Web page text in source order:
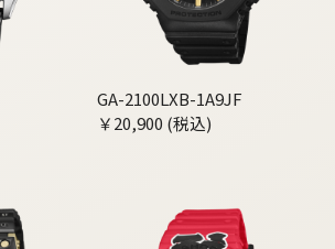
GA-2100LXB-1A9JF
￥20,900 (税込)